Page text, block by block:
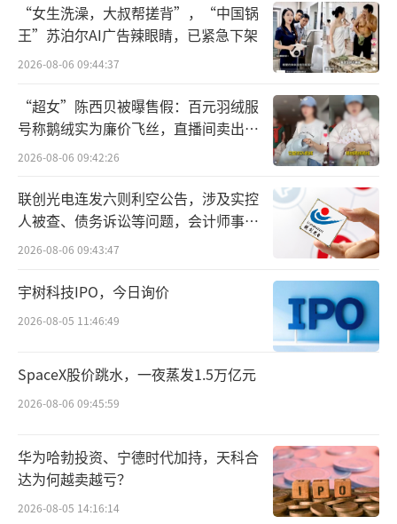
此外，随着文创产品的逐渐崛起，市场上
可供消费者选择的具有文化属性和收藏价值的
产品日益丰富。消费者的选择更加多元化，生
肖酒不再是他们唯一的关注焦点。
胜马财经看来，蛇茅“降温”或许预示着
生肖酒炒作时代的落幕。过去，生肖茅台凭借
其稀缺性和品牌影响力，成为市场上的投资热
点，价格屡被爆炒。但随着市场的发展和消费
者的成熟，这种依赖稀缺性和炒作的模式逐渐
难以为继。
蛇茅的市场表现，并非是坏事，反而有可
能成为一个契机，带动整个白酒市场进行的一
次理性回归的尝试。对于茅台而言，这也意味
着其未来要重新构建生肖酒产品线的定位和发
展策略。（责任编辑：zx0600）
“女生洗澡，大叔帮搓背”，“中国锅
王”苏泊尔AI广告辣眼睛，已紧急下架
2026-08-06 09:44:37
“超女”陈西贝被曝售假：百元羽绒服
号称鹅绒实为廉价飞丝，直播间卖出超
百万元
2026-08-06 09:42:26
联创光电连发六则利空公告，涉及实控
人被查、债务诉讼等问题，会计师事务
所曾出具“保留意见”
2026-08-06 09:43:47
宇树科技IPO，今日询价
2026-08-05 11:46:49
SpaceX股价跳水，一夜蒸发1.5万亿元
2026-08-06 09:45:59
华为哈勃投资、宁德时代加持，天科合
达为何越卖越亏？
2026-08-05 14:16:14